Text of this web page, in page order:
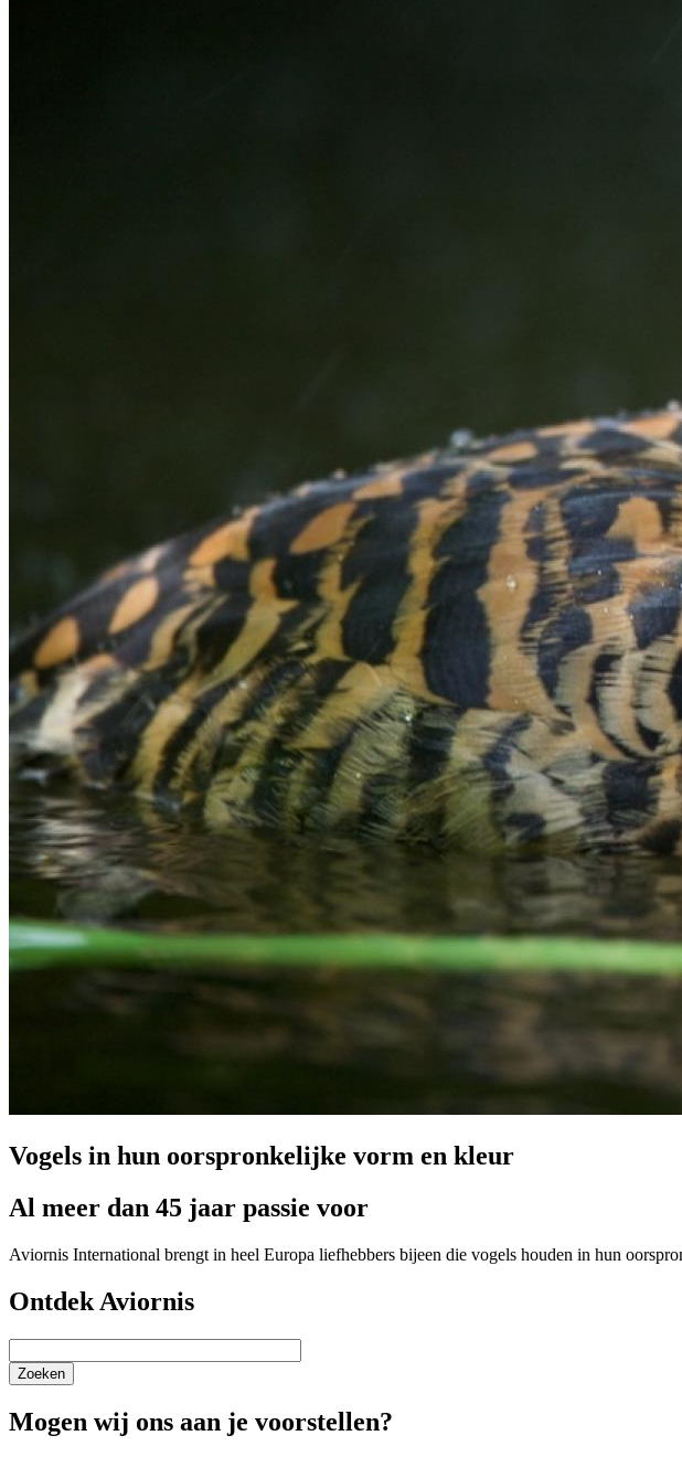
Vogels in hun oorspronkelijke vorm en kleur
Al meer dan 45 jaar passie voor
Aviornis International brengt in heel Europa liefhebbers bijeen die vogels houden in hun
Ontdek Aviornis
Mogen wij ons aan je voorstellen?